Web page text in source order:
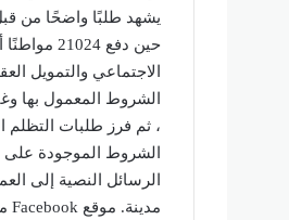
الاجتماعي والتمويل
الشروط المعمول بها
، ثم فرز طلبات التظلم
الشروط الموجودة
الرسائل النصية إلى